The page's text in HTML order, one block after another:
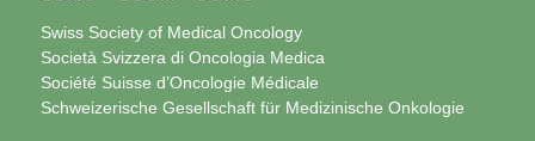
Swiss Society of Medical Oncology
Società Svizzera di Oncologia Medica
Société Suisse d’Oncologie Médicale
Schweizerische Gesellschaft für Medizinische Onkologie